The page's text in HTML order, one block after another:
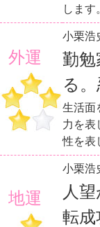
します
外運
小栗浩
勤勉
る。
生活面
力を表
性を表
地運
小栗浩
人
転成